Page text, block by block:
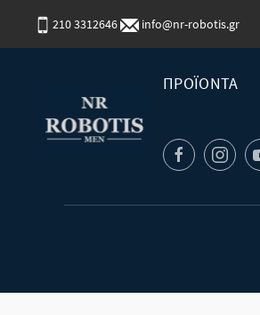
210 3312646 info@nr-robotis.gr
ΠΡΟΪΟΝΤΑ